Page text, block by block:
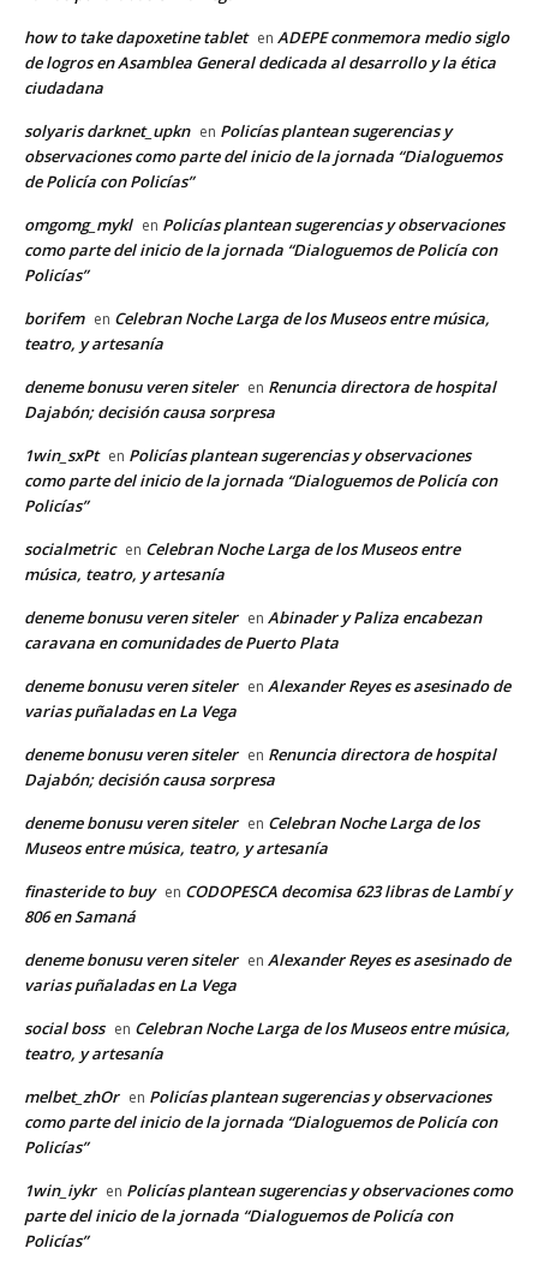
how to take dapoxetine tablet en ADEPE conmemora medio siglo
de logros en Asamblea General dedicada al desarrollo y la ética
ciudadana
solyaris darknet_upkn en Policías plantean sugerencias y
observaciones como parte del inicio de la jornada “Dialoguemos
de Policía con Policías”
omgomg_mykl en Policías plantean sugerencias y observaciones
como parte del inicio de la jornada “Dialoguemos de Policía con
Policías”
borifem en Celebran Noche Larga de los Museos entre música,
teatro, y artesanía
deneme bonusu veren siteler en Renuncia directora de hospital
Dajabón; decisión causa sorpresa
1win_sxPt en Policías plantean sugerencias y observaciones
como parte del inicio de la jornada “Dialoguemos de Policía con
Policías”
socialmetric en Celebran Noche Larga de los Museos entre
música, teatro, y artesanía
deneme bonusu veren siteler en Abinader y Paliza encabezan
caravana en comunidades de Puerto Plata
deneme bonusu veren siteler en Alexander Reyes es asesinado de
varias puñaladas en La Vega
deneme bonusu veren siteler en Renuncia directora de hospital
Dajabón; decisión causa sorpresa
deneme bonusu veren siteler en Celebran Noche Larga de los
Museos entre música, teatro, y artesanía
finasteride to buy en CODOPESCA decomisa 623 libras de Lambí y
806 en Samaná
deneme bonusu veren siteler en Alexander Reyes es asesinado de
varias puñaladas en La Vega
social boss en Celebran Noche Larga de los Museos entre música,
teatro, y artesanía
melbet_zhOr en Policías plantean sugerencias y observaciones
como parte del inicio de la jornada “Dialoguemos de Policía con
Policías”
1win_iykr en Policías plantean sugerencias y observaciones como
parte del inicio de la jornada “Dialoguemos de Policía con
Policías”